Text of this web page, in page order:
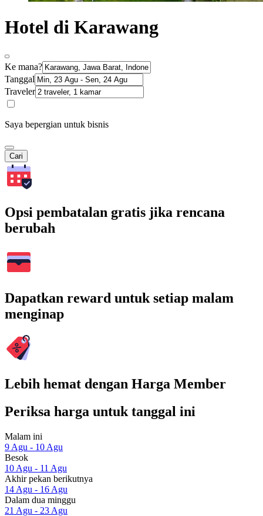
Hotel di Karawang
Ke mana?
Tanggal
Traveler
Saya bepergian untuk bisnis
Cari
Opsi pembatalan gratis jika rencana
berubah
Dapatkan reward untuk setiap malam
menginap
Lebih hemat dengan Harga Member
Periksa harga untuk tanggal ini
Malam ini
9 Agu - 10 Agu
Besok
10 Agu - 11 Agu
Akhir pekan berikutnya
14 Agu - 16 Agu
Dalam dua minggu
21 Agu - 23 Agu